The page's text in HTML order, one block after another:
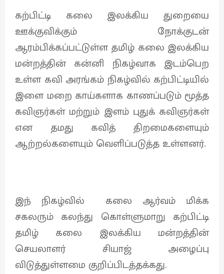
கற்பிட்டி கலை இலக்கிய துறையை
ஊக்குவிக்கும் நோக்குடன்
ஆரம்பிக்கப்பட்டுள்ள தமிழ் கலை இலக்கிய
மன்றத்தின் கன்னி நிகழ்வாக இடம்பெற
உள்ள கவி அரங்கம் நிகழ்வில் கற்பிட்டியில்
இளை மறை காய்களாக காணப்படும் மூத்த
கவிஞர்கள் மற்றும் இளம் புதுக் கவிஞர்கள்
என தமது கவித் திறமைகளையும்
ஆற்றல்களையும் வெளிப்படுத்த உள்ளனர்.
இந் நிகழ்வில் கலை ஆர்வம் மிக்க
சகலரும் கலந்து கொள்ளுமாறு கற்பிட்டி
தமிழ் கலை இலக்கிய மன்றத்தின்
செயலாளர் சியாஜ் அழைப்பு
விடுத்துள்ளமை குறிப்பிடத்தக்கது.